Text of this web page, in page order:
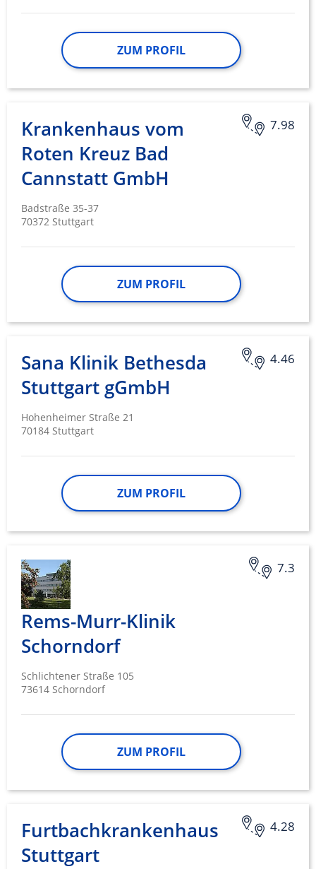
ZUM PROFIL
7.98
Krankenhaus vom
Roten Kreuz Bad
Cannstatt GmbH
Badstraße 35-37
70372 Stuttgart
ZUM PROFIL
4.46
Sana Klinik Bethesda
Stuttgart gGmbH
Hohenheimer Straße 21
70184 Stuttgart
ZUM PROFIL
7.3
Rems-Murr-Klinik
Schorndorf
Schlichtener Straße 105
73614 Schorndorf
ZUM PROFIL
4.28
Furtbachkrankenhaus
Stuttgart
Entwicklung und Verbesserung der
Verwendung reduzierter Daten zur Auswahl
von Inhalten
IAB-Besonderheiten:
Informationen identifizieren
Nicht-IAB-Verarbeitungszwecke:
Performance
Werbung